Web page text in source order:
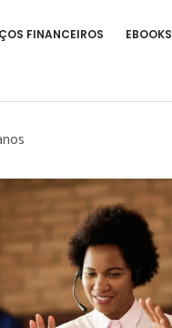
FINANCEIROS EBOOKS